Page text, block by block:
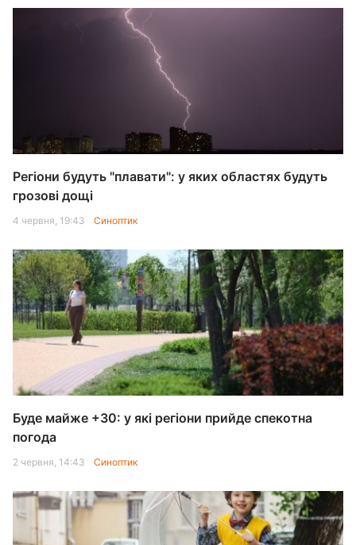
Регіони будуть "плавати": у яких областях будуть
грозові дощі
4 червня, 19:43 Синоптик
Буде майже +30: у які регіони прийде спекотна
погода
2 червня, 14:43 Синоптик